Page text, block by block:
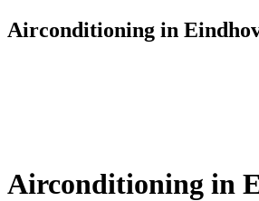
Airconditioning in
Airconditioning in